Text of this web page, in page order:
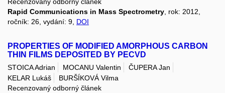
Recenzovaný odborný článek
Rapid Communications in Mass Spectrometry, rok: 2012,
ročník: 26, vydání: 9, DOI
PROPERTIES OF MODIFIED AMORPHOUS CARBON
THIN FILMS DEPOSITED BY PECVD
STOICA Adrian MOCANU Valentin
ČUPERA Jan
KELAR Lukáš
BURŠÍKOVÁ Vilma
Recenzovaný odborný článek